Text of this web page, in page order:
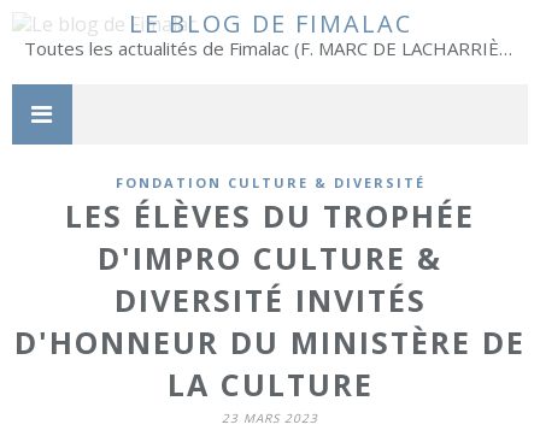
LE BLOG DE FIMALAC
Toutes les actualités de Fimalac (F. MARC DE LACHARRIÈRE)
FONDATION CULTURE & DIVERSITÉ
LES ÉLÈVES DU TROPHÉE
D'IMPRO CULTURE &
DIVERSITÉ INVITÉS
D'HONNEUR DU MINISTÈRE DE
LA CULTURE
23 MARS 2023